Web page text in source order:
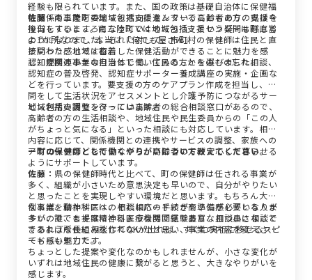
経験も限られています。また、国の政策は基礎自治体に保健福
祉関係の事業を委譲する方向に進んでいることもあり、県は今
後何をするところになっていくのだろう？という疑問も感じる
ようになりました。それに対して、市町村の保健師は住民と直
接関わり、地域に密着した保健活動ができることに魅力を感
じ、規模の小さな自治体で働いてみることを選びました。
佐藤：南三陸町の地域包括支援センターで高齢者の方の支援を
担当しています。南三陸町では地域包括支援センターは町直営
の1か所なので、本当に「何でも屋さん」
といった感じですね。
認知症関連事業の担当として、住民の方からのもの忘れ相談、
認知症の普及啓発、認知症サポーター養成講座の実施・企画な
どを行っています。要支援の方のケアプラン作成を担当し、訪
問をして生活状況をアセスメントとし介護予防につながるサー
ビス利用の調整を行っています。
地域包括支援センターには高齢者の総合相談窓口があるので、
高齢者の方の生活相談や、地域住民や民生委員からの「この人
がちょっと気になる」といった相談にも対応しています。相談
内容に応じて、関係機関との連携やサービスの調整、家族への
アプローチなどを行いながら、高齢者の方が安心して暮らせる
ようにサポートしています。
ー町の保健師として働くやりがいについて教えてください。
佐藤： 県の保健師時代と比べて、町の保健師は任される事業が
多く、組織が小さいため意思決定も早いので、自分がやりたい
と思ったことを実現しやすい環境だと思います。もちろん大き
な事業を動かすには、それ相応の手続きや準備が必要となりま
すが、誰でも提案できるような雰囲気であり、且つ小さなこと
であれば所長に相談してOKが出れば、すぐに実行に移せるスピ
ード感も魅力です。
例えば、精神科医への相談はハードルが高いと感じている人が
多いので、まずは精神科医療機関で経験豊富な相談員に相談で
きるような仕組みを作れないかと思い、事業の内容を変えさせ
てもらいました。
ちょっとした提案や変化なのかもしれませんが、小さな変化が
いずれは地域住民の健康に繋がると思うと、大きなやりがいを
感じます。